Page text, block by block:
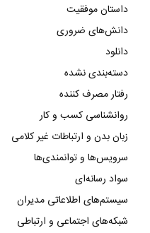
داستان موفقیت
دانش‌های ضروری
دانلود
دسته‌بندی نشده
رفتار مصرف کننده
روانشناسی کسب و کار
زبان بدن و ارتباطات غیر کلامی
سرویس‌ها و توانمندی‌ها
سواد رسانه‌ای
سیستم‌های اطلاعاتی مدیران
شبکه‌های اجتماعی و ارتباطی